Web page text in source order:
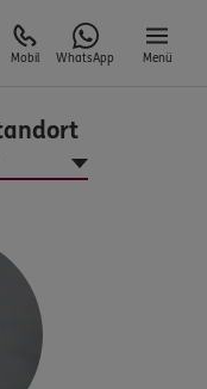
Mobil WhatsApp Menü